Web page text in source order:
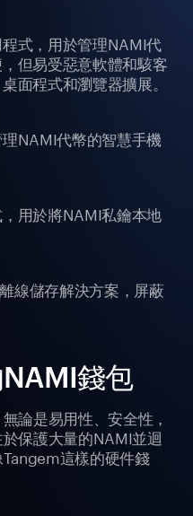
式，用於管理NAMI代
但易受惡意軟體和駭客
面程式和瀏覽器擴展。
NAMI代幣的智慧手機
用於將NAMI私鑰本地
線儲存解決方案，屏蔽
錢包
論是易用性、安全性，
保護大量的NAMI並迴
這樣的硬件錢